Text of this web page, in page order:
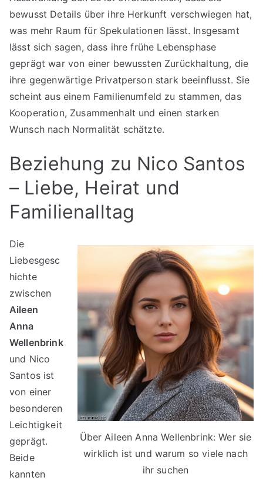
bewusst Details über ihre Herkunft verschwiegen hat,
was mehr Raum für Spekulationen lässt. Insgesamt
lässt sich sagen, dass ihre frühe Lebensphase
geprägt war von einer bewussten Zurückhaltung, die
ihre gegenwärtige Privatperson stark beeinflusst. Sie
scheint aus einem Familienumfeld zu stammen, das
Kooperation, Zusammenhalt und einen starken
Wunsch nach Normalität schätzte.
Beziehung zu Nico Santos
– Liebe, Heirat und
Familienalltag
Über Aileen Anna Wellenbrink: Wer sie
wirklich ist und warum so viele nach
ihr suchen
Die
Liebesgesc
hichte
zwischen
Aileen
Anna
Wellenbrink
und Nico
Santos ist
von einer
besonderen
Leichtigkeit
geprägt.
Beide
kannten